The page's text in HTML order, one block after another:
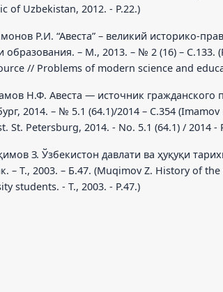
of Uzbekistan, 2012. - P.22.)
Р.И. “Авеста” – великий историко-
образования. – М., 2013. – № 2 (16) – С.133.
// Problems of modern science and
Н.Ф. Авеста — источник гражданского
2014. – № 5.1 (64.1)/2014 – С.354
St. Petersburg, 2014. - No. 5.1 (64.1) / 2014 -
З. Ўзбекистон давлати ва ҳуқуқи
– Т., 2003. – Б.47. (Muqimov Z. History of
students. - T., 2003. - P.47.)